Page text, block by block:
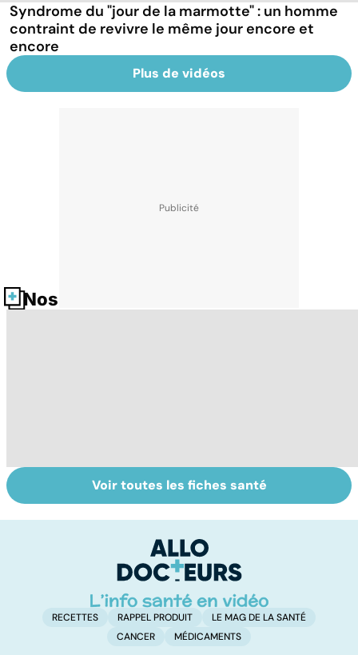
Syndrome du "jour de la marmotte" : un homme
contraint de revivre le même jour encore et
encore
Plus de vidéos
Nos fiches santé
Mémoire : à
entretenir sans
Alzheimer :
dépistage,
traitements...
Voir toutes les fiches santé
RECETTES RAPPEL PRODUIT
LE MAG DE LA SANTÉ
CANCER
MÉDICAMENTS